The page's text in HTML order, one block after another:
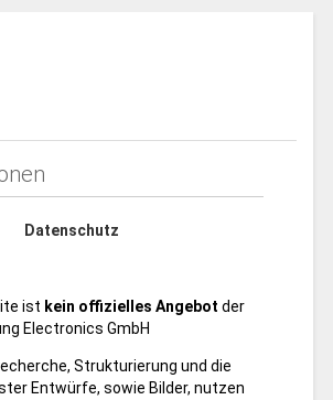
Datenschutz
ist kein offizielles Angebot der
Electronics GmbH
Strukturierung und die
Entwürfe, sowie Bilder, nutzen